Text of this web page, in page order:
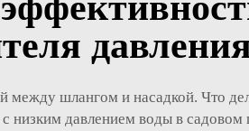
шлангом и насадкой. Что
низким давлением воды в